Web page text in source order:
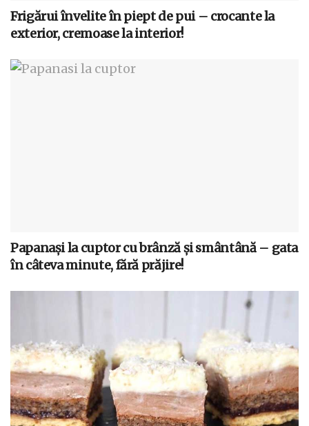
Frigărui învelite în piept de pui – crocante la
exterior, cremoase la interior!
Papanași la cuptor cu brânză și smântână – gata
în câteva minute, fără prăjire!